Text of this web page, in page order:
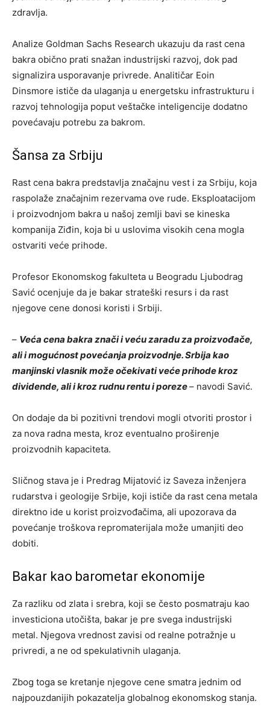
zdravlja.
Analize Goldman Sachs Research ukazuju da rast cena
bakra obično prati snažan industrijski razvoj, dok pad
signalizira usporavanje privrede. Analitičar Eoin
Dinsmore ističe da ulaganja u energetsku infrastrukturu i
razvoj tehnologija poput veštačke inteligencije dodatno
povećavaju potrebu za bakrom.
Šansa za Srbiju
Rast cena bakra predstavlja značajnu vest i za Srbiju, koja
raspolaže značajnim rezervama ove rude. Eksploatacijom
i proizvodnjom bakra u našoj zemlji bavi se kineska
kompanija Ziđin, koja bi u uslovima visokih cena mogla
ostvariti veće prihode.
Profesor Ekonomskog fakulteta u Beogradu Ljubodrag
Savić ocenjuje da je bakar strateški resurs i da rast
njegove cene donosi koristi i Srbiji.
– Veća cena bakra znači i veću zaradu za proizvođače,
ali i mogućnost povećanja proizvodnje. Srbija kao
manjinski vlasnik može očekivati veće prihode kroz
dividende, ali i kroz rudnu rentu i poreze– navodi Savić.
On dodaje da bi pozitivni trendovi mogli otvoriti prostor i
za nova radna mesta, kroz eventualno proširenje
proizvodnih kapaciteta.
Sličnog stava je i Predrag Mijatović iz Saveza inženjera
rudarstva i geologije Srbije, koji ističe da rast cena metala
direktno ide u korist proizvođačima, ali upozorava da
povećanje troškova repromaterijala može umanjiti deo
dobiti.
Bakar kao barometar ekonomije
Za razliku od zlata i srebra, koji se često posmatraju kao
investiciona utočišta, bakar je pre svega industrijski
metal. Njegova vrednost zavisi od realne potražnje u
privredi, a ne od spekulativnih ulaganja.
Zbog toga se kretanje njegove cene smatra jednim od
najpouzdanijih pokazatelja globalnog ekonomskog stanja.